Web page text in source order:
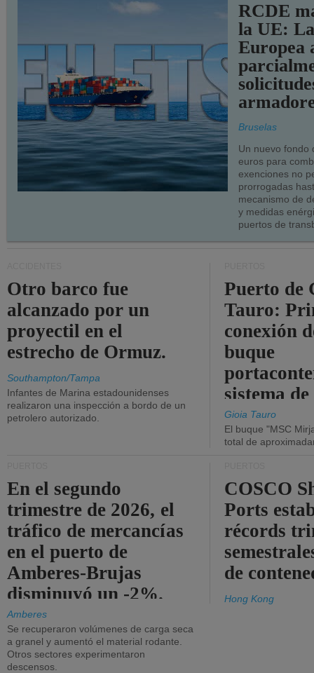
RCDE
la UE:
Europea
Bruselas
Un nuevo fondo
euros para
exenciones no
prorrogadas
mecanismo de
y medidas
puertos de
Otro barco fue
alcanzado por un
proyectil en el
estrecho de Ormuz.
Southampton/Tampa
Infantes de Marina estadounidenses
realizaron una inspección a bordo de un
petrolero autorizado.
Puerto de
Tauro:
conexión
buque
sistema
la red
Gioia Tauro
El buque "MSC
total de
En el segundo
trimestre de 2026, el
tráfico de mercancías
en el puerto de
Amberes-Brujas
disminuyó un -2%.
Amberes
Se recuperaron volúmenes de carga seca
a granel y aumentó el material rodante.
Otros sectores experimentaron
descensos.
COSCO
Ports
récords
de
Hong Kong